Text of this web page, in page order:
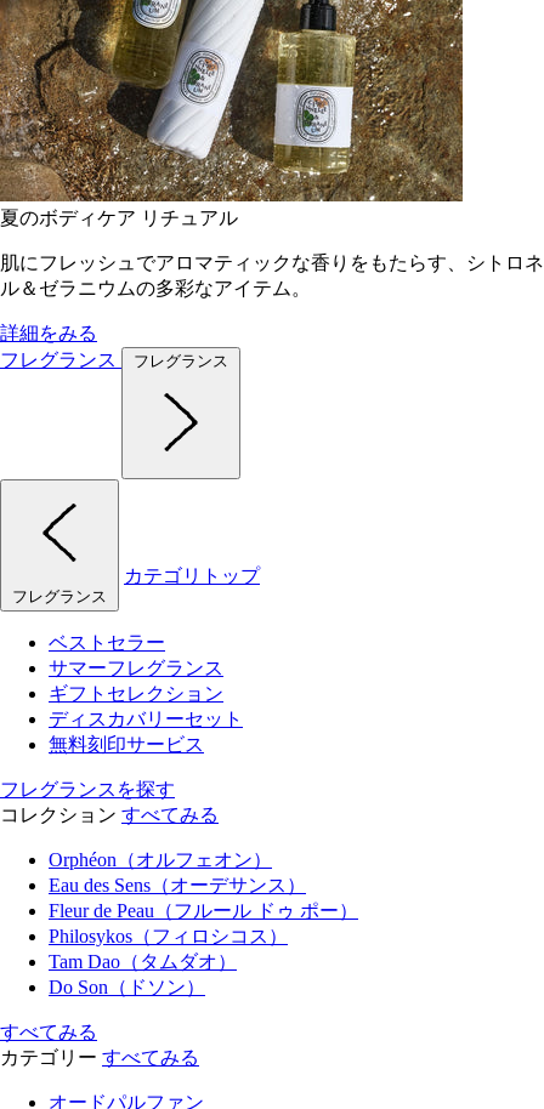
夏のボディケア リチュアル
肌にフレッシュでアロマティックな香りをもたらす、シトロネ
ル＆ゼラニウムの多彩なアイテム。
詳細をみる
フレグランス
フレグランス
フレグランス
カテゴリトップ
ベストセラー
サマーフレグランス
ギフトセレクション
ディスカバリーセット
無料刻印サービス
フレグランスを探す
コレクション すべてみる
Orphéon（オルフェオン）
Eau des Sens（オーデサンス）
Fleur de Peau（フルール ドゥ ポー）
Philosykos（フィロシコス）
Tam Dao（タムダオ）
Do Son（ドソン）
すべてみる
カテゴリー すべてみる
オードパルファン